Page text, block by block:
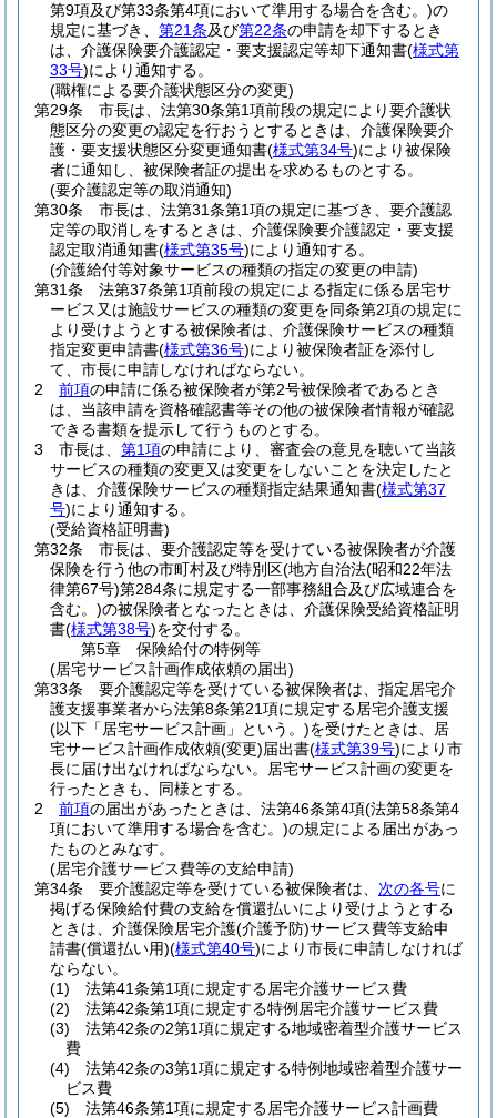
第9項及び第33条第4項において準用する場合を含む。)の
規定に基づき、 第21条及び第22条の申請を却下するとき
は、介護保険要介護認定・要支援認定等却下通知書(様式第
33号)により通知する。
(職権による要介護状態区分の変更)
第29条
市長は、法第30条第1項前段の規定により要介護状
態区分の変更の認定を行おうとするときは、介護保険要介
護・要支援状態区分変更通知書(様式第34号)により被保険
者に通知し、被保険者証の提出を求めるものとする。
(要介護認定等の取消通知)
第30条
市長は、法第31条第1項の規定に基づき、要介護認
定等の取消しをするときは、介護保険要介護認定・要支援
認定取消通知書(様式第35号)により通知する。
(介護給付等対象サービスの種類の指定の変更の申請)
第31条
法第37条第1項前段の規定による指定に係る居宅サ
ービス又は施設サービスの種類の変更を同条第2項の規定に
より受けようとする被保険者は、介護保険サービスの種類
指定変更申請書(様式第36号)により被保険者証を添付し
て、市長に申請しなければならない。
2
前項の申請に係る被保険者が第2号被保険者であるとき
は、当該申請を資格確認書等その他の被保険者情報が確認
できる書類を提示して行うものとする。
3
市長は、 第1項の申請により、審査会の意見を聴いて当該
サービスの種類の変更又は変更をしないことを決定したと
きは、介護保険サービスの種類指定結果通知書(様式第37
号)により通知する。
(受給資格証明書)
第32条
市長は、要介護認定等を受けている被保険者が介護
保険を行う他の市町村及び特別区(地方自治法(昭和22年法
律第67号)第284条に規定する一部事務組合及び広域連合を
含む。)の被保険者となったときは、介護保険受給資格証明
書(様式第38号)を交付する。
第5章
保険給付の特例等
(居宅サービス計画作成依頼の届出)
第33条
要介護認定等を受けている被保険者は、指定居宅介
護支援事業者から法第8条第21項に規定する居宅介護支援
(以下「居宅サービス計画」という。)を受けたときは、居
宅サービス計画作成依頼(変更)届出書(様式第39号)により市
長に届け出なければならない。
居宅サービス計画の変更を
行ったときも、同様とする。
2
前項の届出があったときは、法第46条第4項(法第58条第4
項において準用する場合を含む。)の規定による届出があっ
たものとみなす。
(居宅介護サービス費等の支給申請)
第34条
要介護認定等を受けている被保険者は、 次の各号に
掲げる保険給付費の支給を償還払いにより受けようとする
ときは、介護保険居宅介護(介護予防)サービス費等支給申
請書(償還払い用)(様式第40号)により市長に申請しなければ
ならない。
(1)
法第41条第1項に規定する居宅介護サービス費
(2)
法第42条第1項に規定する特例居宅介護サービス費
(3)
法第42条の2第1項に規定する地域密着型介護サービス
費
(4)
法第42条の3第1項に規定する特例地域密着型介護サー
ビス費
(5)
法第46条第1項に規定する居宅介護サービス計画費